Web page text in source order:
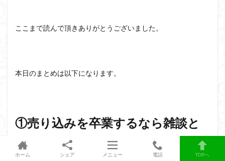
ここまで読んで頂きありがとうございました。
本日のまとめは以下になります。
①売り込みを卒業するなら雑談と
同じ空気感を身につける
ホーム シェア メニュー 電話 TOPへ